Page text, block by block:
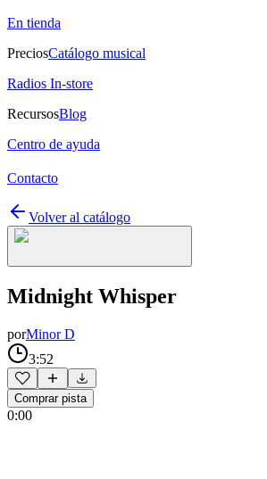
En tienda
PreciosCatálogo musical
Radios In-store
RecursosBlog
Centro de ayuda
Contacto
Volver al catálogo
Midnight Whisper
porMinor D
3:52
Comprar pista
0:00